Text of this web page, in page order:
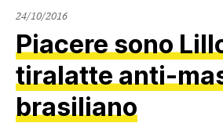
24/10/2016
Piacere sono
tiralatte anti-
brasiliano